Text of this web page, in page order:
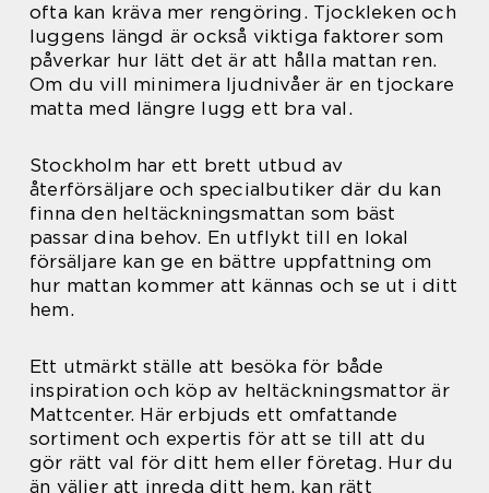
ofta kan kräva mer rengöring. Tjockleken och
luggens längd är också viktiga faktorer som
påverkar hur lätt det är att hålla mattan ren.
Om du vill minimera ljudnivåer är en tjockare
matta med längre lugg ett bra val.
Stockholm har ett brett utbud av
återförsäljare och specialbutiker där du kan
finna den heltäckningsmattan som bäst
passar dina behov. En utflykt till en lokal
försäljare kan ge en bättre uppfattning om
hur mattan kommer att kännas och se ut i ditt
hem.
Ett utmärkt ställe att besöka för både
inspiration och köp av heltäckningsmattor är
Mattcenter. Här erbjuds ett omfattande
sortiment och expertis för att se till att du
gör rätt val för ditt hem eller företag. Hur du
än väljer att inreda ditt hem, kan rätt